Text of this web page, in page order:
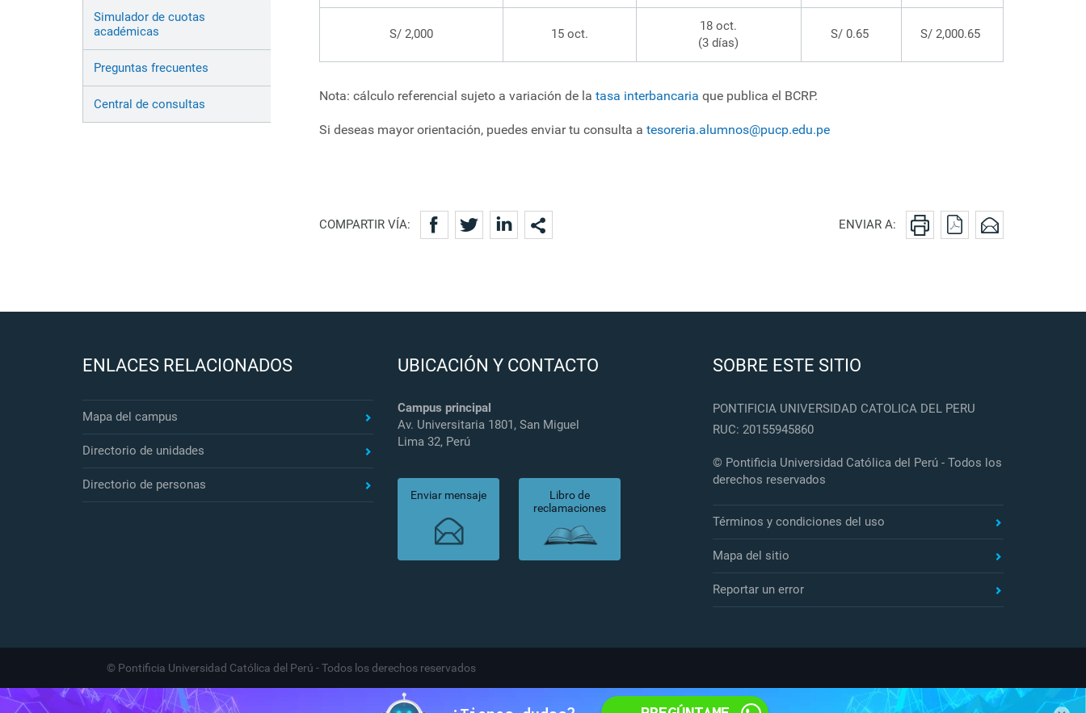
Simulador de cuotas
académicas
Preguntas frecuentes
Central de consultas
S/ 2,000 15 oct.
18 oct.
(3 días)
S/ 0.65 S/ 2,000.65
Nota: cálculo referencial sujeto a variación de la tasa interbancaria que publica el BCRP.
Si deseas mayor orientación, puedes enviar tu consulta a tesoreria.alumnos@pucp.edu.pe
COMPARTIR VÍA: ENVIAR A:
ENLACES RELACIONADOS
Mapa del campus
Directorio de unidades
Directorio de personas
UBICACIÓN Y CONTACTO
Campus principal
Av. Universitaria 1801, San Miguel
Lima 32, Perú
Enviar mensaje
Libro de
reclamaciones
SOBRE ESTE SITIO
PONTIFICIA UNIVERSIDAD CATOLICA DEL PERU
RUC: 20155945860
© Pontificia Universidad Católica del Perú - Todos los
derechos reservados
Términos y condiciones del uso
Mapa del sitio
Reportar un error
© Pontificia Universidad Católica del Perú - Todos los derechos reservados